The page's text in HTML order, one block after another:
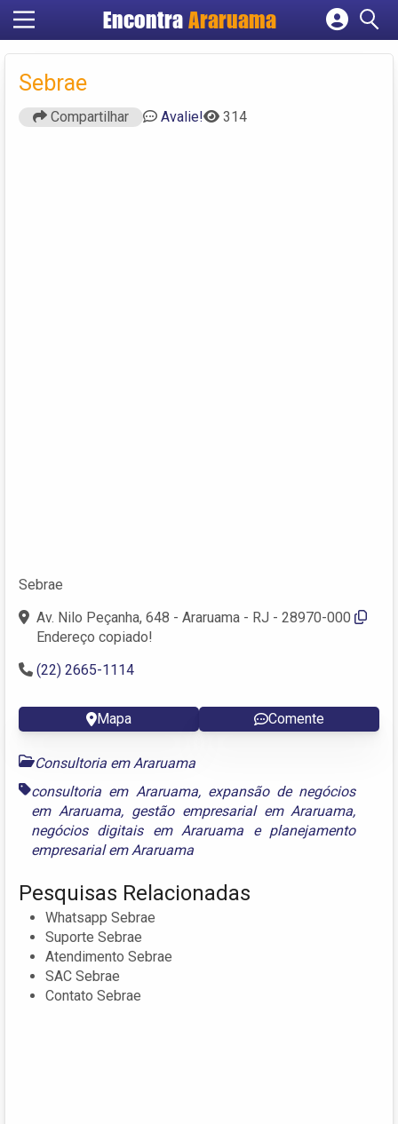
EncontraAraruama
Cadastrar empresa
Sebrae
Compartilhar Avalie! 314
Sebrae
Av. Nilo Peçanha, 648 - Araruama - RJ - 28970-000
Endereço copiado!
(22) 2665-1114
Mapa Comente
Consultoria em Araruama
consultoria em Araruama, expansão de negócios
em Araruama, gestão empresarial em Araruama,
negócios digitais em Araruama e planejamento
empresarial em Araruama
Pesquisas Relacionadas
Whatsapp Sebrae
Suporte Sebrae
Atendimento Sebrae
SAC Sebrae
Contato Sebrae